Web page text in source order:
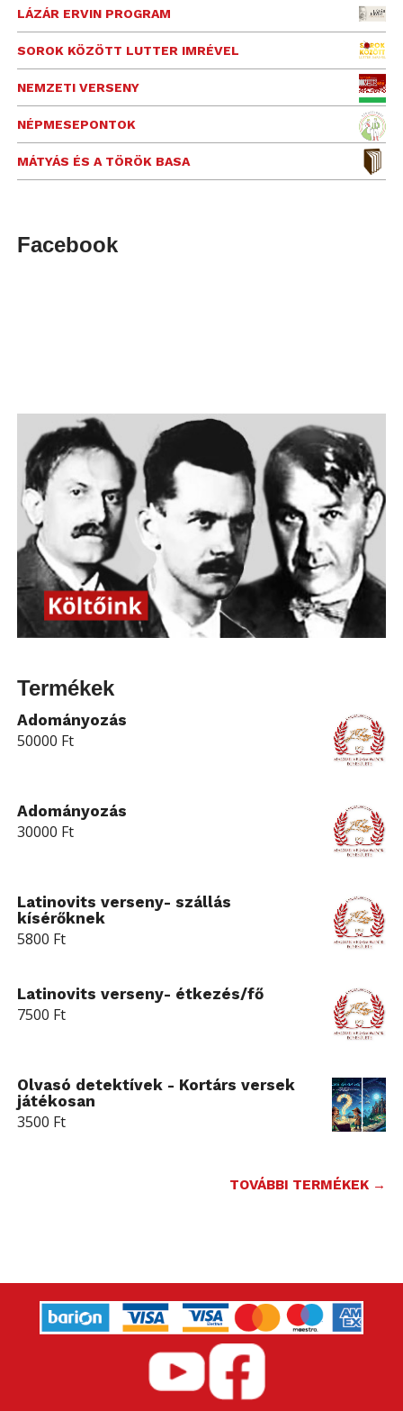
LÁZÁR ERVIN PROGRAM
SOROK KÖZÖTT LUTTER IMRÉVEL
NEMZETI VERSENY
NÉPMESEPONTOK
MÁTYÁS ÉS A TÖRÖK BASA
Facebook
Termékek
Adományozás
50000 Ft
Adományozás
30000 Ft
Latinovits verseny- szállás
kísérőknek
5800 Ft
Latinovits verseny- étkezés/fő
7500 Ft
Olvasó detektívek - Kortárs versek
játékosan
3500 Ft
TOVÁBBI TERMÉKEK →